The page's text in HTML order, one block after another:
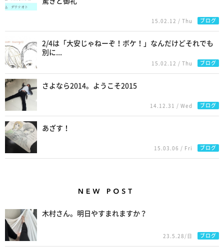
15.02.12 / Thu ブログ
2/4は「大安じゃねーぞ！ボケ！」なんだけどそれでも
別に...
15.02.12 / Thu ブログ
さよなら2014。ようこそ2015
14.12.31 / Wed ブログ
あざす！
15.03.06 / Fri ブログ
木村さん。明日やすまれますか？
23.5.28/日 ブログ